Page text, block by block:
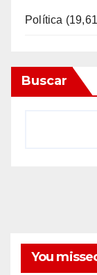
Política
Buscar
You